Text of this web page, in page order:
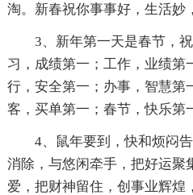
淘。新春祝你事事好，生活妙
3、新年第一天是春节，
习，成绩第一；工作，业绩第
行，安全第一；办事，智慧第
客，买单第一；春节，快乐第
4、鼠年要到，快和烦闷
消除，与悠闲牵手，把好运聚
爱，把财神留住，创事业辉煌